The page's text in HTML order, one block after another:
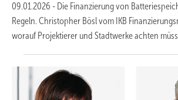
09.01.2026 - Die Finanzierung von
Regeln. Christopher Bösl vom IKB
worauf Projektierer und Stadtwerke achten